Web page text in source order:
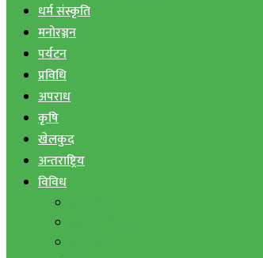
धर्म संस्कृति
मनोरञ्जन
पर्यटन
प्रविधि
अपराध
कृषि
खेलकुद
अन्तराष्ट्रिय
विविध